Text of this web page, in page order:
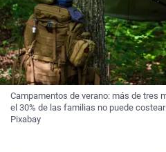
Campamentos de verano: más de tres
el 30% de las familias no puede
Pixabay